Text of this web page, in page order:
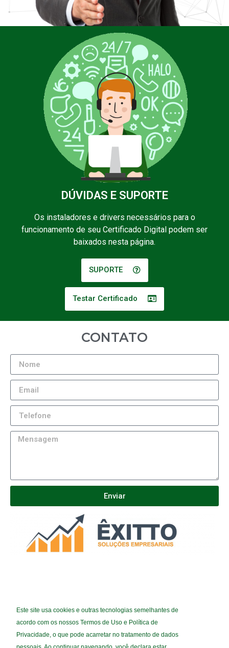
Este site usa cookies e outras tecnologias semelhantes de
acordo com os nossos Termos de Uso e Política de
Privacidade, o que pode acarretar no tratamento de dados
DÚVIDAS E SUPORTE
Os instaladores e drivers necessários para o
funcionamento de seu Certificado Digital podem ser
baixados nesta página.
SUPORTE
Testar Certificado
CONTATO
Enviar
(92) 9 8553-4536
ATENDIMENTO@EXITTOSOLUCOES.COM.BR